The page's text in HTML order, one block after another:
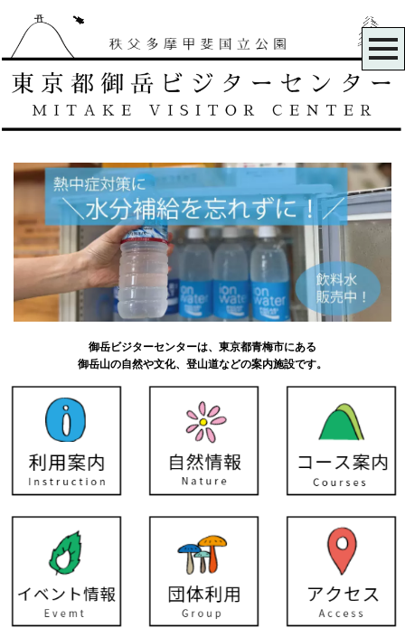
御岳ビジターセンターは、東京都青梅市にある
御岳山の自然や文化、登山道などの案内施設です。